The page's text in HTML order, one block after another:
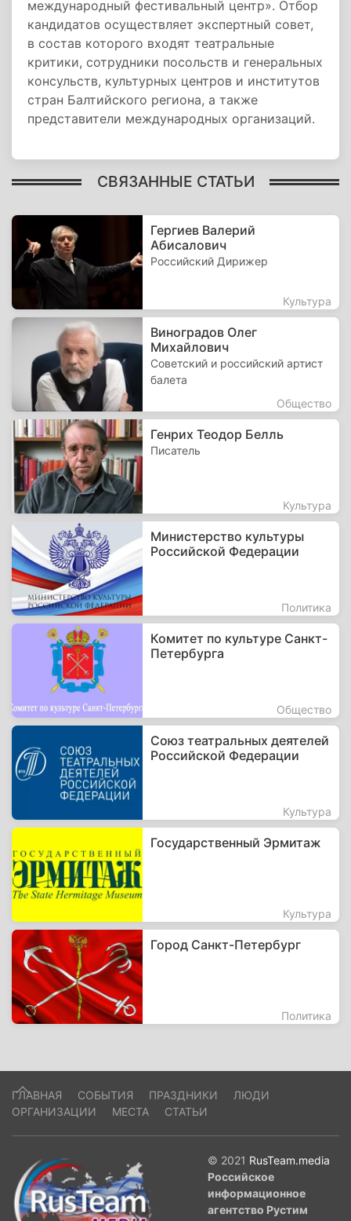
международный фестивальный центр». Отбор
кандидатов осуществляет экспертный совет,
в состав которого входят театральные
критики, сотрудники посольств и генеральных
консульств, культурных центров и институтов
стран Балтийского региона, а также
представители международных организаций.
СВЯЗАННЫЕ СТАТЬИ
Гергиев Валерий
Абисалович
Российский Дирижер
Культура
Виноградов Олег
Михайлович
Советский и российский артист
балета
Общество
Генрих Теодор Белль
Писатель
Культура
Министерство культуры
Российской Федерации
Политика
Комитет по культуре Санкт-
Петербурга
Общество
Союз театральных деятелей
Российской Федерации
Культура
Государственный Эрмитаж
Культура
Город Санкт-Петербург
Политика
ГЛАВНАЯ СОБЫТИЯ ПРАЗДНИКИ
ЛЮДИ
ОРГАНИЗАЦИИ
МЕСТА СТАТЬИ
© 2021 RusTeam.media
Российское
информационное
агентство Рустим